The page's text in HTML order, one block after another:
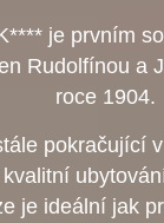
je prvním
Rudolfínou a
roce 1904.
pokračující
je ideální jak